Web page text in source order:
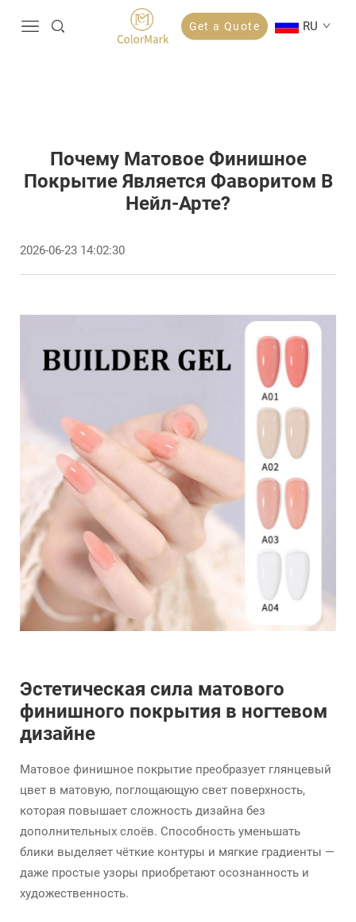
Get a Quote RU
Почему Матовое Финишное
Покрытие Является Фаворитом В
Нейл-Арте?
2026-06-23 14:02:30
Эстетическая сила матового
финишного покрытия в ногтевом
дизайне
Матовое финишное покрытие преобразует глянцевый
цвет в матовую, поглощающую свет поверхность,
которая повышает сложность дизайна без
дополнительных слоёв. Способность уменьшать
блики выделяет чёткие контуры и мягкие градиенты —
даже простые узоры приобретают осознанность и
художественность.